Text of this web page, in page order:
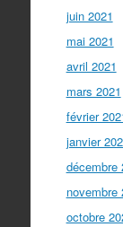
juin 2021
mai 2021
avril 2021
mars 2021
février
janvier
décembre
novembre
octobre